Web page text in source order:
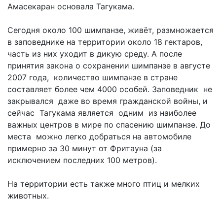
Амасекаран основала Тагукама.
Сегодня около 100 шимпанзе, живёт, размножается
в заповеднике на территории около 18 гектаров,
часть из них уходит в дикую среду. А после
принятия закона о сохранении шимпанзе в августе
2007 года, количество шимпанзе в стране
составляет более чем 4000 особей. Заповедник не
закрывался даже во время гражданской войны, и
сейчас Тагукама является одним из наиболее
важных центров в мире по спасению шимпанзе. До
места можно легко добраться на автомобиле
примерно за 30 минут от Фритауна (за
исключением последних 100 метров).
На территории есть также много птиц и мелких
животных.